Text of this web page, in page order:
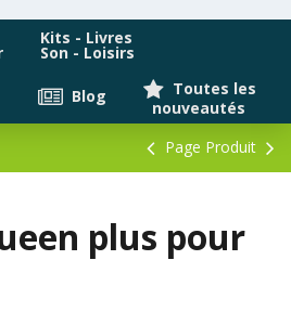
Kits - Livres
Son - Loisirs
Toutes les
nouveautés
Blog
Page Produit
plus pour